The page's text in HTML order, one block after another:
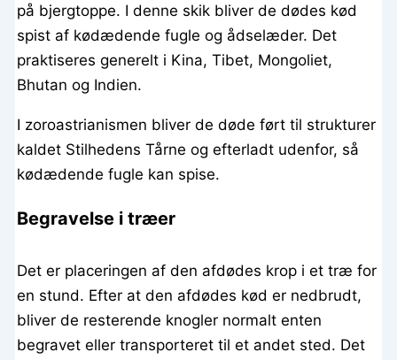
på bjergtoppe. I denne skik bliver de dødes kød
spist af kødædende fugle og ådselæder. Det
praktiseres generelt i Kina, Tibet, Mongoliet,
Bhutan og Indien.
I zoroastrianismen bliver de døde ført til strukturer
kaldet Stilhedens Tårne og efterladt udenfor, så
kødædende fugle kan spise.
Begravelse i træer
Det er placeringen af den afdødes krop i et træ for
en stund. Efter at den afdødes kød er nedbrudt,
bliver de resterende knogler normalt enten
begravet eller transporteret til et andet sted. Det